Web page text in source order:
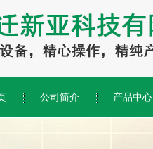
公司简介 产品中心